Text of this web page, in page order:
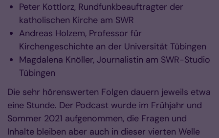
Peter Kottlorz, Rundfunkbeauftragter der
katholischen Kirche am SWR
Andreas Holzem, Professor für
Kirchengeschichte an der Universität Tübingen
Magdalena Knöller, Journalistin am SWR-Studio
Tübingen
Die sehr hörenswerten Folgen dauern jeweils etwa
eine Stunde. Der Podcast wurde im Frühjahr und
Sommer 2021 aufgenommen, die Fragen und
Inhalte bleiben aber auch in dieser vierten Welle